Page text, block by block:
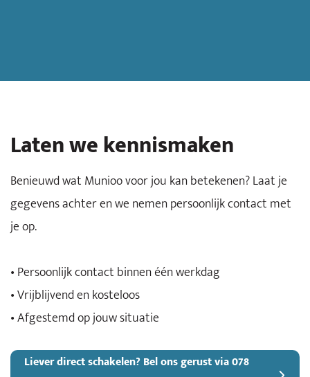
Laten we kennismaken
Benieuwd wat Munioo voor jou kan betekenen? Laat je
gegevens achter en we nemen persoonlijk contact met
je op.
• Persoonlijk contact binnen één werkdag
• Vrijblijvend en kosteloos
• Afgestemd op jouw situatie
Liever direct schakelen? Bel ons gerust via 078